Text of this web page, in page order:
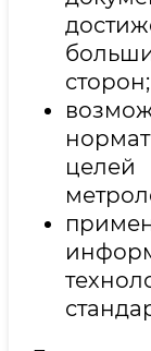
сторон;